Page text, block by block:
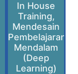
In House
Training,
Mendesain
Pembelajaran
Mendalam
(Deep
Learning)